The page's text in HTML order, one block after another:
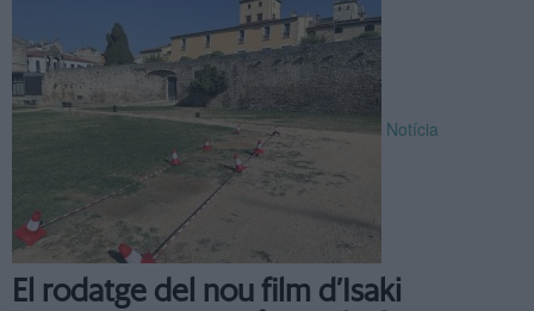
Notícia
El rodatge del nou film d’Isaki